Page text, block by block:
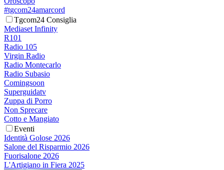
#tgcom24amarcord
Tgcom24 Consiglia
Mediaset Infinity
R101
Radio 105
Virgin Radio
Radio Montecarlo
Radio Subasio
Comingsoon
Superguidatv
Zuppa di Porro
Non Sprecare
Cotto e Mangiato
Eventi
Identità Golose 2026
Salone del Risparmio 2026
Fuorisalone 2026
L'Artigiano in Fiera 2025